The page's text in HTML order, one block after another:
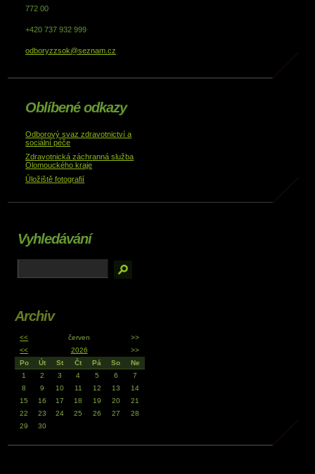
772 00
+420 737 932 999
odboryzzsok@seznam.cz
Oblíbené odkazy
Odborový svaz zdravotnictví a
sociální péče
Zdravotnická záchranná služba
Olomouckého kraje
Úložiště fotografií
Vyhledávání
Archiv
<< červen
>>
<<
2026
>>
Po
Út St Čt Pá So
Ne
1
2 3 4 5 6
7
8
9 10 11 12 13
14
15
16 17 18 19 20
21
22
23 24 25 26 27
28
29
30